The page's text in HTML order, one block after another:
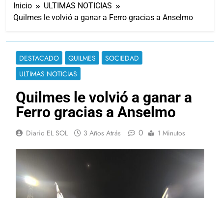
Inicio
ULTIMAS NOTICIAS
Quilmes le volvió a ganar a Ferro gracias a Anselmo
DESTACADO QUILMES
SOCIEDAD
ULTIMAS NOTICIAS
Quilmes le volvió a ganar a
Ferro gracias a Anselmo
Diario EL SOL 3 Años Atrás 0 1 Minutos